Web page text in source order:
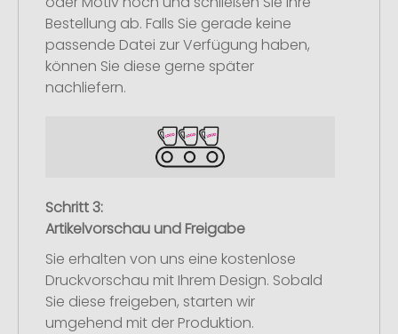
Bestellung ab. Falls Sie gerade keine
passende Datei zur Verfügung haben,
können Sie diese gerne später
nachliefern.
Schritt 3:
Artikelvorschau und Freigabe
Sie erhalten von uns eine kostenlose
Druckvorschau mit Ihrem Design. Sobald
Sie diese freigeben, starten wir
umgehend mit der Produktion.